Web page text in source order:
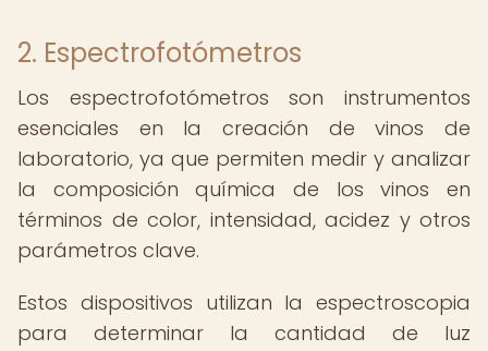
2. Espectrofotómetros
Los espectrofotómetros son instrumentos
esenciales en la creación de vinos de
laboratorio, ya que permiten medir y analizar
la composición química de los vinos en
términos de color, intensidad, acidez y otros
parámetros clave.
Estos dispositivos utilizan la espectroscopia
para determinar la cantidad de luz